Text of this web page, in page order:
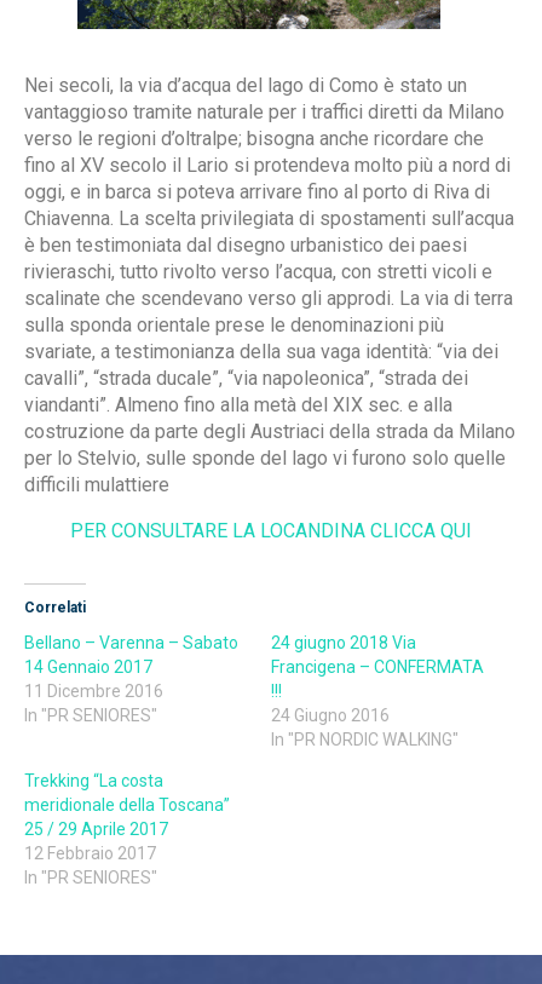
Nei secoli, la via d’acqua del lago di Como è stato un
vantaggioso tramite naturale per i traffici diretti da Milano
verso le regioni d’oltralpe; bisogna anche ricordare che
fino al XV secolo il Lario si protendeva molto più a nord di
oggi, e in barca si poteva arrivare fino al porto di Riva di
Chiavenna. La scelta privilegiata di spostamenti sull’acqua
è ben testimoniata dal disegno urbanistico dei paesi
rivieraschi, tutto rivolto verso l’acqua, con stretti vicoli e
scalinate che scendevano verso gli approdi. La via di terra
sulla sponda orientale prese le denominazioni più
svariate, a testimonianza della sua vaga identità: “via dei
cavalli”, “strada ducale”, “via napoleonica”, “strada dei
viandanti”. Almeno fino alla metà del XIX sec. e alla
costruzione da parte degli Austriaci della strada da Milano
per lo Stelvio, sulle sponde del lago vi furono solo quelle
difficili mulattiere
PER CONSULTARE LA LOCANDINA CLICCA QUI
Correlati
Bellano – Varenna – Sabato
14 Gennaio 2017
11 Dicembre 2016
In "PR SENIORES"
24 giugno 2018 Via
Francigena – CONFERMATA
!!!
24 Giugno 2016
In "PR NORDIC WALKING"
Trekking “La costa
meridionale della Toscana”
25 / 29 Aprile 2017
12 Febbraio 2017
In "PR SENIORES"